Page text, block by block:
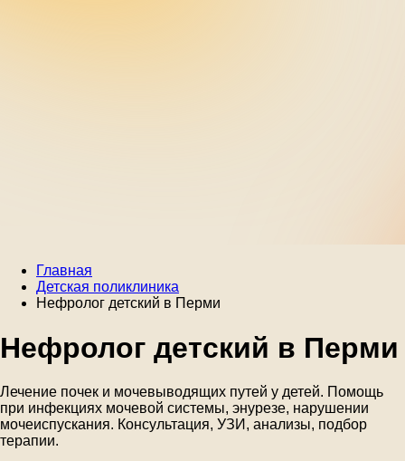
Главная
Детская поликлиника
Нефролог детский в Перми
Нефролог детский в Перми
Лечение почек и мочевыводящих путей у детей. Помощь
при инфекциях мочевой системы, энурезе, нарушении
мочеиспускания. Консультация, УЗИ, анализы, подбор
терапии.